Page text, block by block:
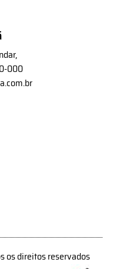
000
os direitos reservados